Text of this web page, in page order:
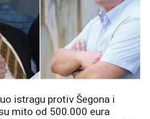
istragu protiv Šegona i
mito od 500.000 eura